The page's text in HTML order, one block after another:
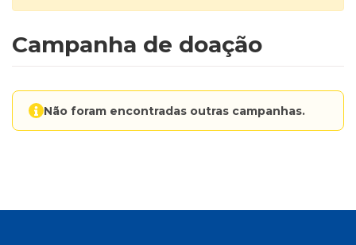
Campanha de doação
Não foram encontradas outras campanhas.